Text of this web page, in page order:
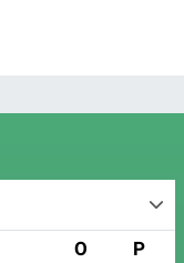
O P